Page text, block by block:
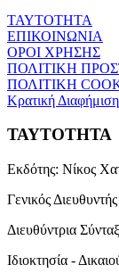
ΤΑΥΤΟΤΗΤΑ
ΕΠΙΚΟΙΝΩΝΙΑ
ΟΡΟΙ ΧΡΗΣΗΣ
ΠΟΛΙΤΙΚΗ
ΠΟΛΙΤΙΚΗ
Κρατική Διαφήμιση
ΤΑΥΤΟΤΗΤΑ
Εκδότης: Νίκος
Γενικός
Διευθύντρια
Ιδιοκτησία -